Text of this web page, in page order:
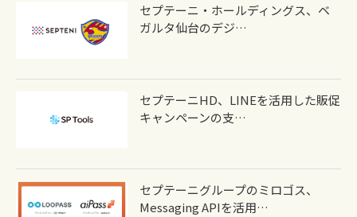
セプテーニ・ホールディングス、ベ
ガルタ仙台のデジ…
セプテーニHD、LINEを活用した販促
キャンペーンの支…
セプテーニグループのミロゴス、
Messaging APIを活用…